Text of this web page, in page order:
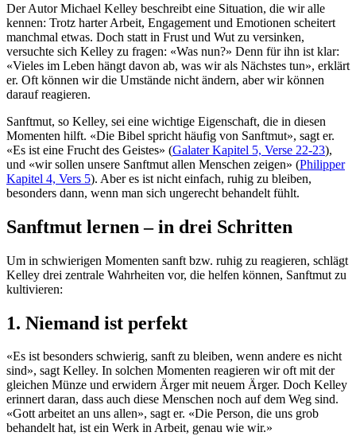
Der Autor Michael Kelley beschreibt eine Situation, die wir alle
kennen: Trotz harter Arbeit, Engagement und Emotionen scheitert
manchmal etwas. Doch statt in Frust und Wut zu versinken,
versuchte sich Kelley zu fragen: «Was nun?» Denn für ihn ist klar:
«Vieles im Leben hängt davon ab, was wir als Nächstes tun», erklärt
er. Oft können wir die Umstände nicht ändern, aber wir können
darauf reagieren.
Sanftmut, so Kelley, sei eine wichtige Eigenschaft, die in diesen
Momenten hilft. «Die Bibel spricht häufig von Sanftmut», sagt er.
«Es ist eine Frucht des Geistes» (Galater Kapitel 5, Verse 22-23),
und «wir sollen unsere Sanftmut allen Menschen zeigen» (Philipper
Kapitel 4, Vers 5). Aber es ist nicht einfach, ruhig zu bleiben,
besonders dann, wenn man sich ungerecht behandelt fühlt.
Sanftmut lernen – in drei Schritten
Um in schwierigen Momenten sanft bzw. ruhig zu reagieren, schlägt
Kelley drei zentrale Wahrheiten vor, die helfen können, Sanftmut zu
kultivieren:
1. Niemand ist perfekt
«Es ist besonders schwierig, sanft zu bleiben, wenn andere es nicht
sind», sagt Kelley. In solchen Momenten reagieren wir oft mit der
gleichen Münze und erwidern Ärger mit neuem Ärger. Doch Kelley
erinnert daran, dass auch diese Menschen noch auf dem Weg sind.
«Gott arbeitet an uns allen», sagt er. «Die Person, die uns grob
behandelt hat, ist ein Werk in Arbeit, genau wie wir.»